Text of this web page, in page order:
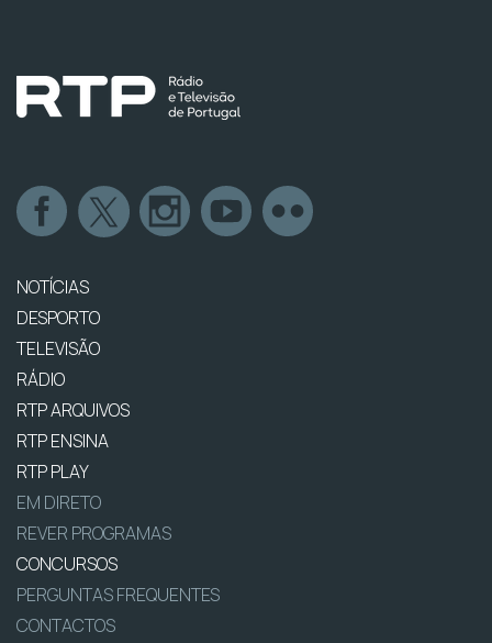
NOTÍCIAS
DESPORTO
TELEVISÃO
RÁDIO
RTP ARQUIVOS
RTP ENSINA
RTP PLAY
EM DIRETO
REVER PROGRAMAS
CONCURSOS
PERGUNTAS FREQUENTES
CONTACTOS